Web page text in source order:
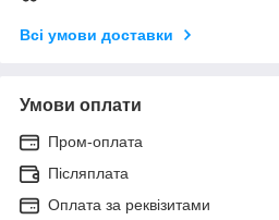
Всі умови доставки
Умови оплати
Пром-оплата
Післяплата
Оплата за реквізитами